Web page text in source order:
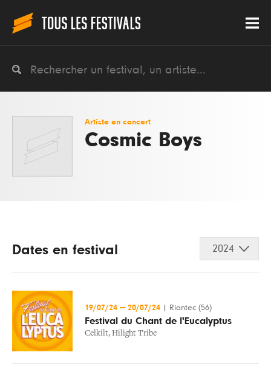
Artiste en concert
Cosmic Boys
Dates en festival 2024
19/07/24 — 20/07/24 Riantec (56)
Festival du Chant de l'Eucalyptus
Celkilt, Hilight Tribe